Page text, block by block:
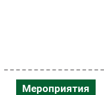
Мероприятия